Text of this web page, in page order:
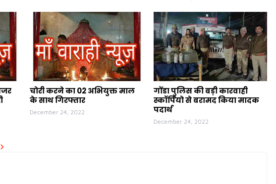
चोरी करने का 02 अभियुक्त माल
के साथ गिरफ्तार
December 24, 2022
गोंडा पुलिस की बड़ी कारवाही
स्कॉर्पियो से बरामद किया मादक
पदार्थ
December 24, 2022